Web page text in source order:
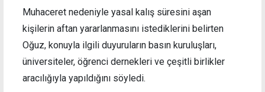
Muhaceret nedeniyle yasal kalış süresini aşan
kişilerin aftan yararlanmasını istediklerini belirten
Oğuz, konuyla ilgili duyuruların basın kuruluşları,
üniversiteler, öğrenci dernekleri ve çeşitli birlikler
aracılığıyla yapıldığını söyledi.